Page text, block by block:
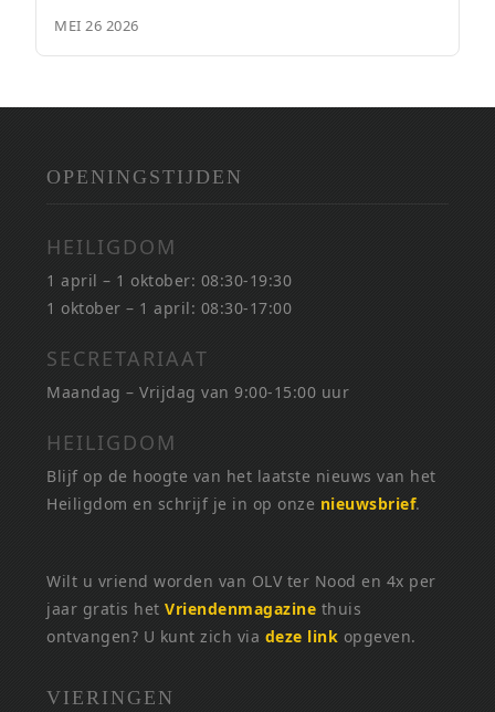
MEI 26 2026
OPENINGSTIJDEN
HEILIGDOM
1 april – 1 oktober: 08:30-19:30
1 oktober – 1 april: 08:30-17:00
SECRETARIAAT
Maandag – Vrijdag van 9:00-15:00 uur
HEILIGDOM
Blijf op de hoogte van het laatste nieuws van het
Heiligdom en schrijf je in op onze nieuwsbrief.
Wilt u vriend worden van OLV ter Nood en 4x per
jaar gratis hetVriendenmagazine thuis
ontvangen? U kunt zich via deze link opgeven.
VIERINGEN